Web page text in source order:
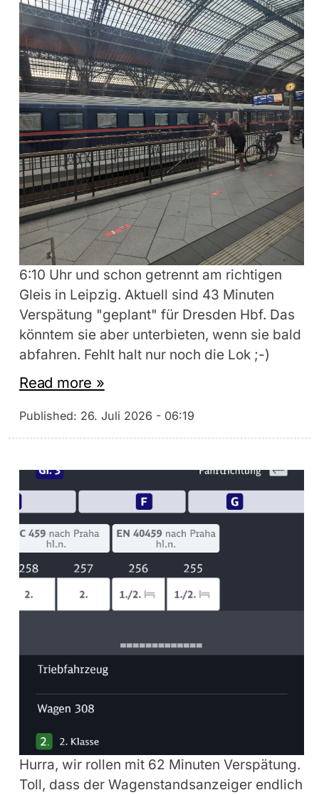
6:10 Uhr und schon getrennt am richtigen
Gleis in Leipzig. Aktuell sind 43 Minuten
Verspätung "geplant" für Dresden Hbf. Das
könntem sie aber unterbieten, wenn sie bald
abfahren. Fehlt halt nur noch die Lok ;-)
Read more »
Published: 26. Juli 2026 - 06:19
Hurra, wir rollen mit 62 Minuten Verspätung.
Toll, dass der Wagenstandsanzeiger endlich